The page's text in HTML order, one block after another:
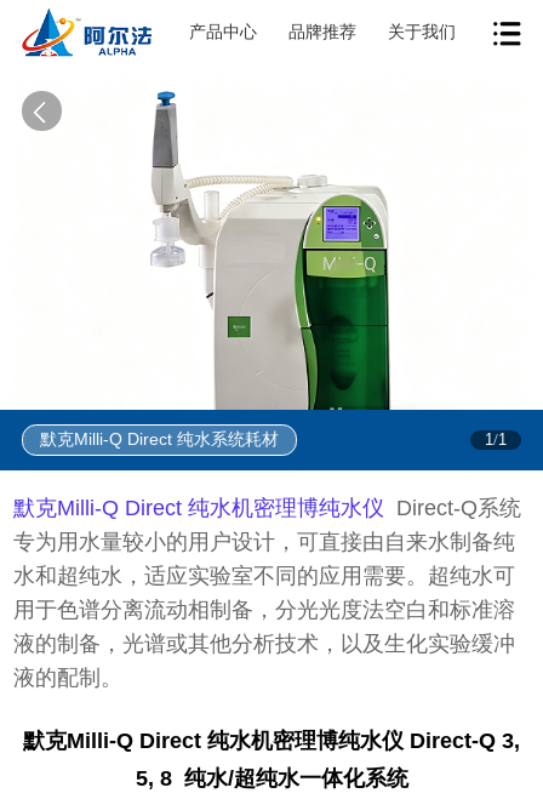
产品中心 品牌推荐 关于我们
默克Milli-Q Direct 纯水系统耗材 1 /1
默克Milli-Q Direct 纯水机密理博纯水仪 Direct-Q系统
专为用水量较小的用户设计，可直接由自来水制备纯
水和超纯水，适应实验室不同的应用需要。超纯水可
用于色谱分离流动相制备，分光光度法空白和标准溶
液的制备，光谱或其他分析技术，以及生化实验缓冲
液的配制。
默克Milli-Q Direct 纯水机密理博纯水仪 Direct-Q 3,
5, 8 纯水/超纯水一体化系统